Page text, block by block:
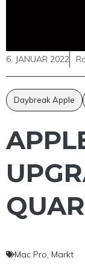
6. JANUAR 2022
Daybreak Apple
Mac Pro Markt